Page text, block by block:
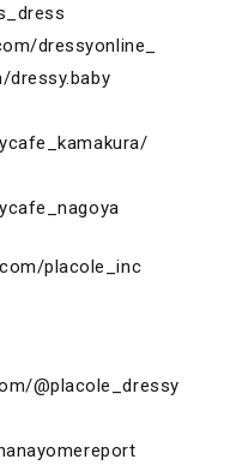
dressyonline_
dressy.baby
placole_inc
@placole_dressy